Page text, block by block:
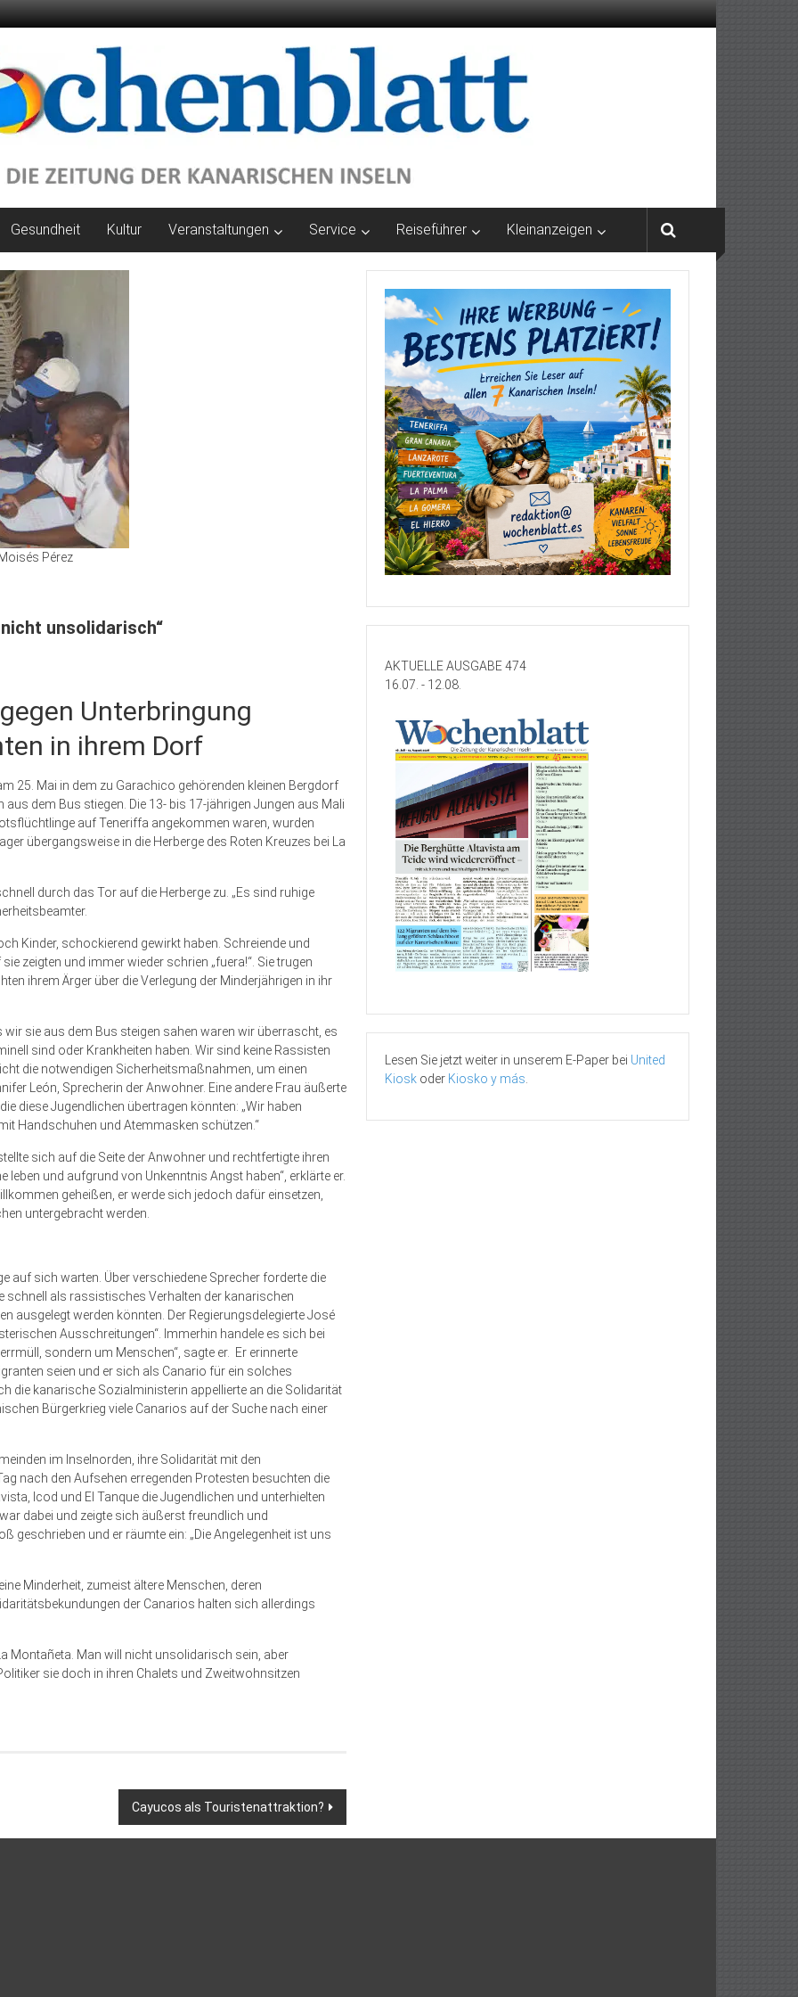
Gesundheit Kultur Veranstaltungen Service Reiseführer Kleinanzeigen
Pérez
unsolidarisch“
Unterbringung
in ihrem Dorf
25. Mai in dem zu Garachico gehörenden kleinen Bergdorf
dem Bus stiegen. Die 13- bis 17-jährigen Jungen aus Mali
auf Teneriffa angekommen waren, wurden
übergangsweise in die Herberge des Roten Kreuzes bei La
durch das Tor auf die Herberge zu. „Es sind ruhige
Kinder, schockierend gewirkt haben. Schreiende und
zeigten und immer wieder schrien „fuera!“. Sie trugen
ihrem Ärger über die Verlegung der Minderjährigen in ihr
sie aus dem Bus steigen sahen waren wir überrascht, es
sind oder Krankheiten haben. Wir sind keine Rassisten
die notwendigen Sicherheitsmaßnahmen, um einen
León, Sprecherin der Anwohner. Eine andere Frau äußerte
diese Jugendlichen übertragen könnten: „Wir haben
Handschuhen und Atemmasken schützen.“
sich auf die Seite der Anwohner und rechtfertigte ihren
leben und aufgrund von Unkenntnis Angst haben“, erklärte er.
geheißen, er werde sich jedoch dafür einsetzen,
untergebracht werden.
auf sich warten. Über verschiedene Sprecher forderte die
schnell als rassistisches Verhalten der kanarischen
ausgelegt werden könnten. Der Regierungsdelegierte José
Ausschreitungen“. Immerhin handele es sich bei
sondern um Menschen“, sagte er. Er erinnerte
seien und er sich als Canario für ein solches
die kanarische Sozialministerin appellierte an die Solidarität
Bürgerkrieg viele Canarios auf der Suche nach einer
im Inselnorden, ihre Solidarität mit den
nach den Aufsehen erregenden Protesten besuchten die
Icod und El Tanque die Jugendlichen und unterhielten
dabei und zeigte sich äußerst freundlich und
und er räumte ein: „Die Angelegenheit ist uns
Minderheit, zumeist ältere Menschen, deren
der Canarios halten sich allerdings
Montañeta. Man will nicht unsolidarisch sein, aber
sie doch in ihren Chalets und Zweitwohnsitzen
Cayucos als Touristenattraktion?
AKTUELLE AUSGABE 474
16.07. - 12.08.
Lesen Sie jetzt weiter in unserem E-Paper bei United
Kiosk oder Kiosko y más